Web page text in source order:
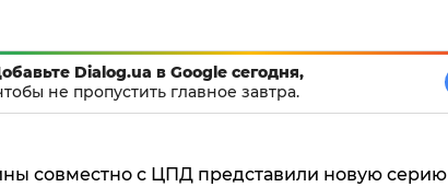
Dialog.ua в Google сегодня,
не пропустить главное завтра.
совместно с ЦПД представили новую серию